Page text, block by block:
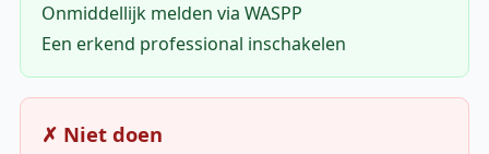
Onmiddellijk melden via WASPP
Een erkend professional inschakelen
✗ Niet doen